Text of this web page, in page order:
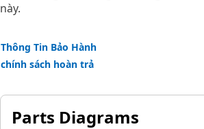
này.
Thông Tin Bảo Hành
chính sách hoàn trả
Parts Diagrams